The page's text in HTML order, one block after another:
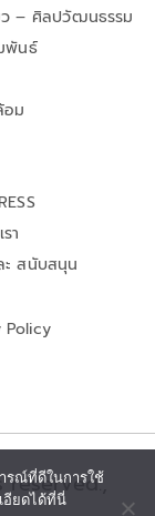
ว – ศิลปวัฒนธรรม
พันธ์
ม
า
สนับสนุน
Policy
รณ์ที่ดีในการใช้
อียดได้ที่นี่